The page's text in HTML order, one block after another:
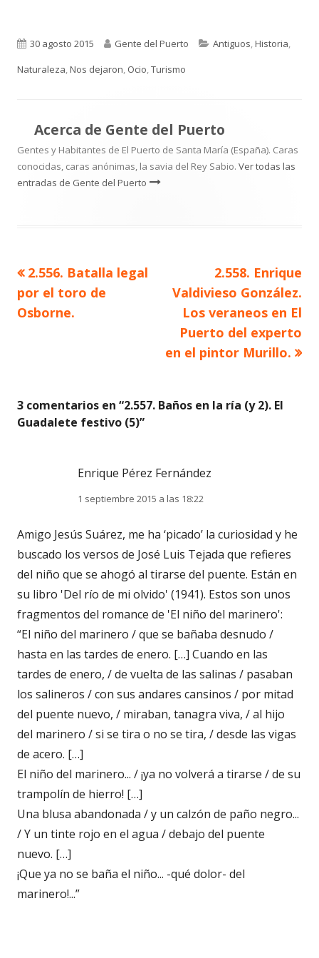
Publicado
el
30 agosto 2015 Autor
Gente del Puerto Categorías
Antiguos,Historia,
Naturaleza,Nos dejaron, Ocio,Turismo
Acerca de Gente del Puerto
Gentes y Habitantes de El Puerto de Santa María (España). Caras
conocidas, caras anónimas, la savia del Rey Sabio. Ver todas las
entradas de Gente del Puerto
Navegación
de
Artículo
anterior
2.556. Batalla legal
por el toro de
Osborne.
Artículo
siguiente
2.558. Enrique
Valdivieso González.
Los veraneos en El
Puerto del experto
en el pintor Murillo.
3 comentarios en “2.557. Baños en la ría (y 2). El
Guadalete festivo (5)”
Enrique Pérez Fernández
1 septiembre 2015 a las 18:22
Amigo Jesús Suárez, me ha ‘picado’ la curiosidad y he
buscado los versos de José Luis Tejada que refieres
del niño que se ahogó al tirarse del puente. Están en
su libro 'Del río de mi olvido' (1941). Estos son unos
fragmentos del romance de 'El niño del marinero':
“El niño del marinero / que se bañaba desnudo /
hasta en las tardes de enero. […] Cuando en las
tardes de enero, / de vuelta de las salinas / pasaban
los salineros / con sus andares cansinos / por mitad
del puente nuevo, / miraban, tanagra viva, / al hijo
del marinero / si se tira o no se tira, / desde las vigas
de acero. […]
El niño del marinero... / ¡ya no volverá a tirarse / de su
trampolín de hierro! […]
Una blusa abandonada / y un calzón de paño negro...
/ Y un tinte rojo en el agua / debajo del puente
nuevo. […]
¡Que ya no se baña el niño... -qué dolor- del
marinero!...”